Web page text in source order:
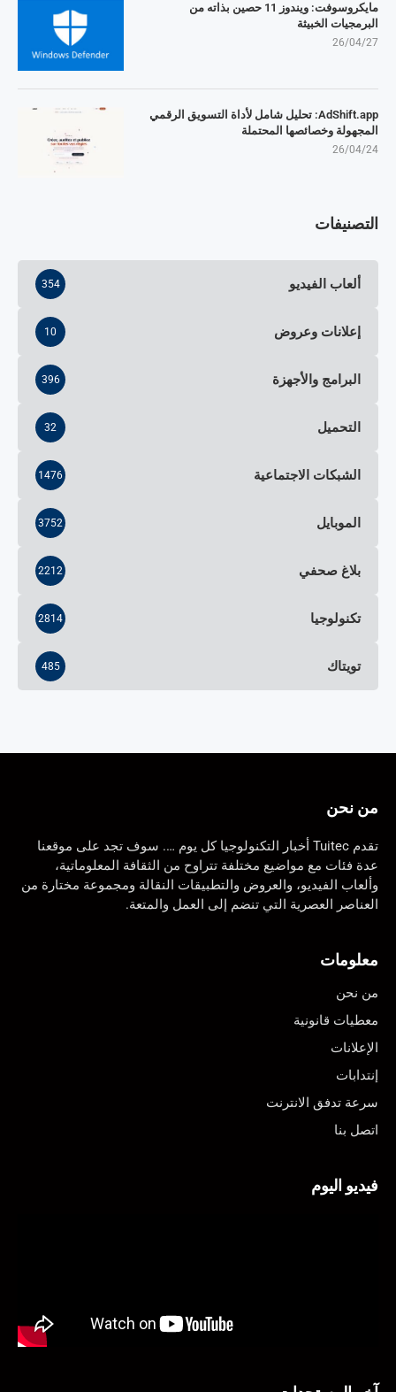
مايكروسوفت: ويندوز 11 حصين بذاته من
البرمجيات الخبيثة
26/04/27
AdShift.app: تحليل شامل لأداة التسويق الرقمي
المجهولة وخصائصها المحتملة
26/04/24
التصنيفات
ألعاب الفيديو 354
إعلانات وعروض 10
البرامج والأجهزة 396
التحميل 32
الشبكات الاجتماعية 1476
الموبايل 3752
بلاغ صحفي 2212
تكنولوجيا 2814
تويتاك 485
من نحن
تقدم Tuitec أخبار التكنولوجيا كل يوم …. سوف تجد على موقعنا
عدة فئات مع مواضيع مختلفة تتراوح من الثقافة المعلوماتية،
وألعاب الفيديو، والعروض والتطبيقات النقالة ومجموعة مختارة من
العناصر العصرية التي تنضم إلى العمل والمتعة.
معلومات
من نحن
معطيات قانونية
الإعلانات
إنتدابات
سرعة تدفق الانترنت
اتصل بنا
فيديو اليوم